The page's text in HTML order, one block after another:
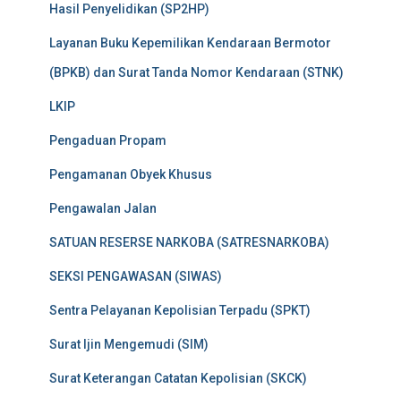
Hasil Penyelidikan (SP2HP)
Layanan Buku Kepemilikan Kendaraan Bermotor
(BPKB) dan Surat Tanda Nomor Kendaraan (STNK)
LKIP
Pengaduan Propam
Pengamanan Obyek Khusus
Pengawalan Jalan
SATUAN RESERSE NARKOBA (SATRESNARKOBA)
SEKSI PENGAWASAN (SIWAS)
Sentra Pelayanan Kepolisian Terpadu (SPKT)
Surat Ijin Mengemudi (SIM)
Surat Keterangan Catatan Kepolisian (SKCK)